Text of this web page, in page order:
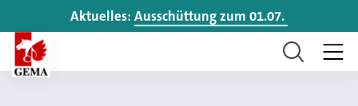
Aktuelles: Ausschüttung zum 01.07.